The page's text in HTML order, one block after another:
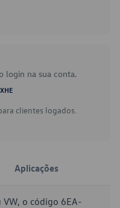
login na sua conta.
clientes logados.
Aplicações
o código 6EA-